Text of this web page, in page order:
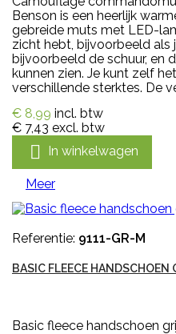
Benson is een heerlijk
gebreide muts met LED-
zicht hebt, bijvoorbeeld als
bijvoorbeeld de schuur, en
kunnen zien. Je kunt zelf
verschillende sterktes. De
€ 8,99 incl. btw
€ 7,43 excl. btw
 In winkelwagen
Meer
Referentie: 9111-GR-M
BASIC FLEECE HANDSCHOEN
Basic fleece handschoen